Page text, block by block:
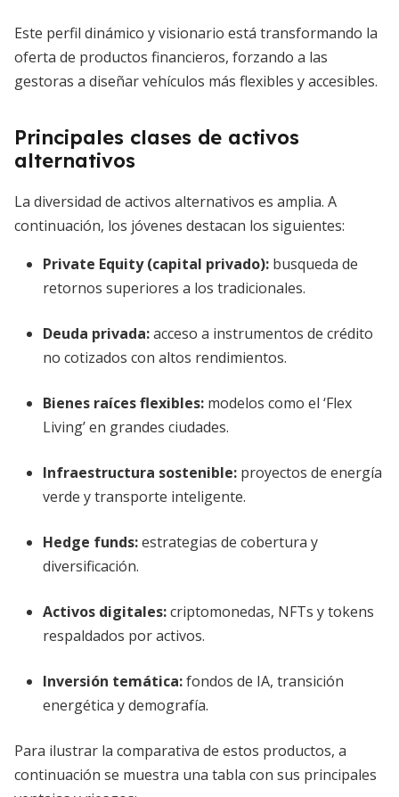
Este perfil dinámico y visionario está transformando la
oferta de productos financieros, forzando a las
gestoras a diseñar vehículos más flexibles y accesibles.
Principales clases de activos
alternativos
La diversidad de activos alternativos es amplia. A
continuación, los jóvenes destacan los siguientes:
Private Equity(capital privado): busqueda de
retornos superiores a los tradicionales.
Deuda privada:acceso a instrumentos de crédito
no cotizados con altos rendimientos.
Bienes raíces flexibles: modelos como el ‘Flex
Living’ en grandes ciudades.
Infraestructura sostenible: proyectos de energía
verde y transporte inteligente.
Hedge funds:estrategias de cobertura y
diversificación.
Activos digitales:criptomonedas, NFTs y tokens
respaldados por activos.
Inversión temática:fondos de IA, transición
energética y demografía.
Para ilustrar la comparativa de estos productos, a
continuación se muestra una tabla con sus principales